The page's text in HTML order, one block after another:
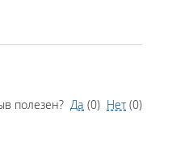
полезен? Да (0) Нет (0)